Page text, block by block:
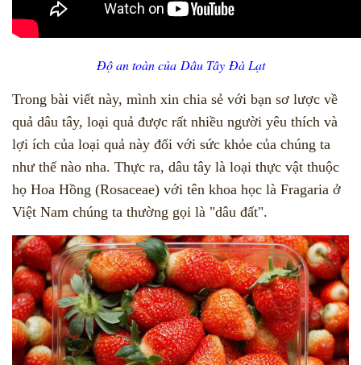
Độ an toàn của Dâu Tây Đà Lạt
Trong bài viết này, mình xin chia sẻ với bạn sơ lược về
quả dâu tây, loại quả được rất nhiều người yêu thích và
lợi ích của loại quả này đối với sức khỏe của chúng ta
như thế nào nha. Thực ra, dâu tây là loại thực vật thuộc
họ Hoa Hồng (Rosaceae) với tên khoa học là Fragaria ở
Việt Nam chúng ta thường gọi là "dâu đất".